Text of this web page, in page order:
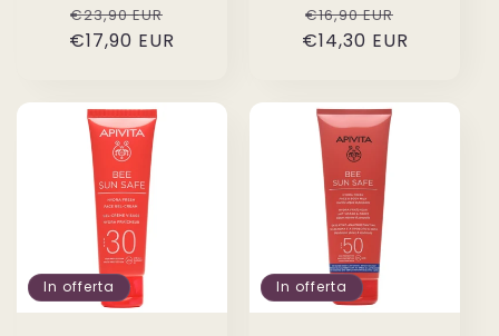
Prezzo
di
€23,90 EUR
€17,90 EUR
Prezzo
di
€16,90 EUR
scontato
€14,30 EUR
In offerta In offerta